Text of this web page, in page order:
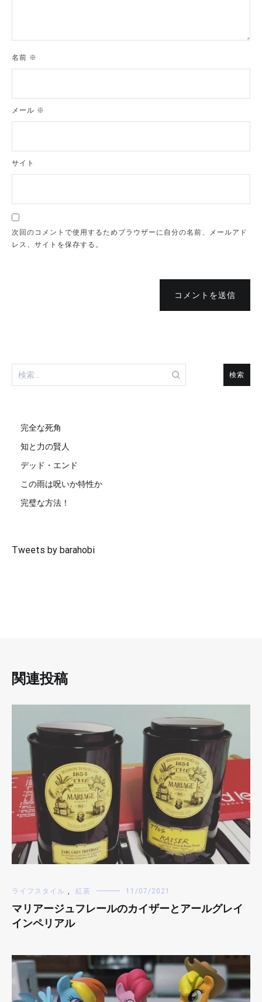
名前 ※
メール ※
サイト
次回のコメントで使用するためブラウザーに自分の名前、メールアド
レス、サイトを保存する。
コメントを送信
検
索:
完全な死角
知と力の賢人
デッド・エンド
この雨は呪いか特性か
完璧な方法！
Tweets by barahobi
関連投稿
ライフスタイル , 紅茶 11/07/2021
マリアージュフレールのカイザーとアールグレイ
インペリアル